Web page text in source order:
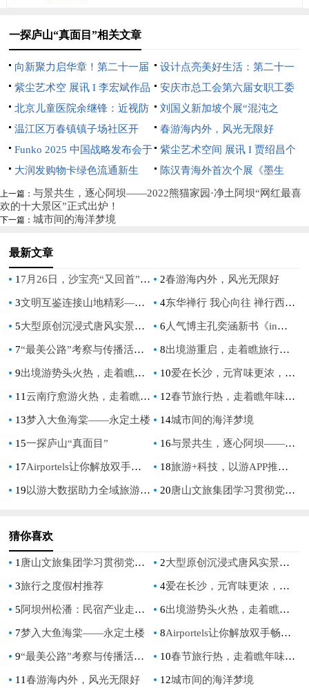
一探庐山“真面目”相关文章
向新聚力启华章！第二十一届
文博会中芬设计园分会场开幕
设计点亮美好生活：第二十一
届文博会中芬设计园分会场即将
开幕
紫尘艺术空 展讯 I 李宏斌作品
展【游心造境】
安庆市总工会第六届女职工委
员会 第一次全体会议在望江县
召开
北京儿童医院余继锋：近视防
控不是选择题，而是必答题
刘国义新加坡个展“混沌之
上”开幕：用超现实语言重构东
方灵性美学
温江区万春镇镇子场社区开
展“分类绿色低碳，共建地球家
园”垃圾分类宣传活动
春游海内外，风光无限好
Funko 2025 中国战略发布会于
深圳璀璨启航
紫尘艺术空间 展讯 I 贾绍昌个
展《花间术语》
大润发购物卡绿色流通新生
态：京卡收以规范化服务破解资
源浪费难题
陈汉青海外首次个展《墨生
长》亮相新加坡
上一篇： 与景共生，逐心阿坝——2022熊猫家园·净土阿坝“网红最喜
欢的十大景区”正式出炉！
下一篇： 城市间的海洋梦境
最新文章
1 7月26日，沙宝亮“又回首”巡回演出乐山站：文旅钜惠，畅享盛夏狂欢！ 2春游海内外，风光无限好
3文明互鉴连接山地精彩——2024“国际山地旅游日”主题活动 在法国尼斯启幕 ​ 4东华禅行 我心向往 禅行西域 回归家园-东华禅&场景运动敦煌戈壁行
5大型原创沉浸式唐风实景乐园启唐城开票 龙湾温泉度假区再添华彩 6 人气博主孔奕涵新书《in旅行：路过世界》即将上市
7“最美公路”考察与传播活动再启 长白山助力发现“中国极致景观” 8出境游重启，走着瞧旅行为行业注入活力
9出境游势头火热，走着瞧开启泰国行 10爱在长沙，元宵味更浓，洋湖水街花式闹元宵！
11 云南疗愈游火热，走着瞧数条云南线齐发 12春节旅行热，走着瞧年味路线受追捧
13梦入大鱼海棠——永定土楼 14城市间的海洋梦境
15一探庐山“真面目” 16与景共生，逐心阿坝——2022熊猫家园·净土阿坝“网红最喜欢的十大景区”正式出炉！
17Airportels让你解放双手畅游泰国！便捷行李寄存服务让快乐翻倍！ 18旅游+科技，以游APP推动旅游业转型升级
19以游大数据助力全域旅游新发展 20唐山文旅集团学习贯彻党的二十大精神“五部曲”
猜你喜欢
1 唐山文旅集团学习贯彻党的二十大精神“五部曲” 2大型原创沉浸式唐风实景乐园启唐城开票 龙湾温泉度假区再添华彩
3旅行之度假村推荐 4爱在长沙，元宵味更浓，洋湖水街花式闹元宵！
5阿坝州松潘：民宿产业走出乡村振兴“新路子” 6出境游势头火热，走着瞧开启泰国行
7梦入大鱼海棠——永定土楼 8Airportels让你解放双手畅游泰国！便捷行李寄存服务让快乐翻倍！
9“最美公路”考察与传播活动再启 长白山助力发现“中国极致景观” 10春节旅行热，走着瞧年味路线受追捧
11春游海内外，风光无限好 12城市间的海洋梦境